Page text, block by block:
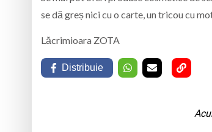
se dă greș nici cu o carte, un tricou cu
Lăcrimioara ZOTA
Distribuie